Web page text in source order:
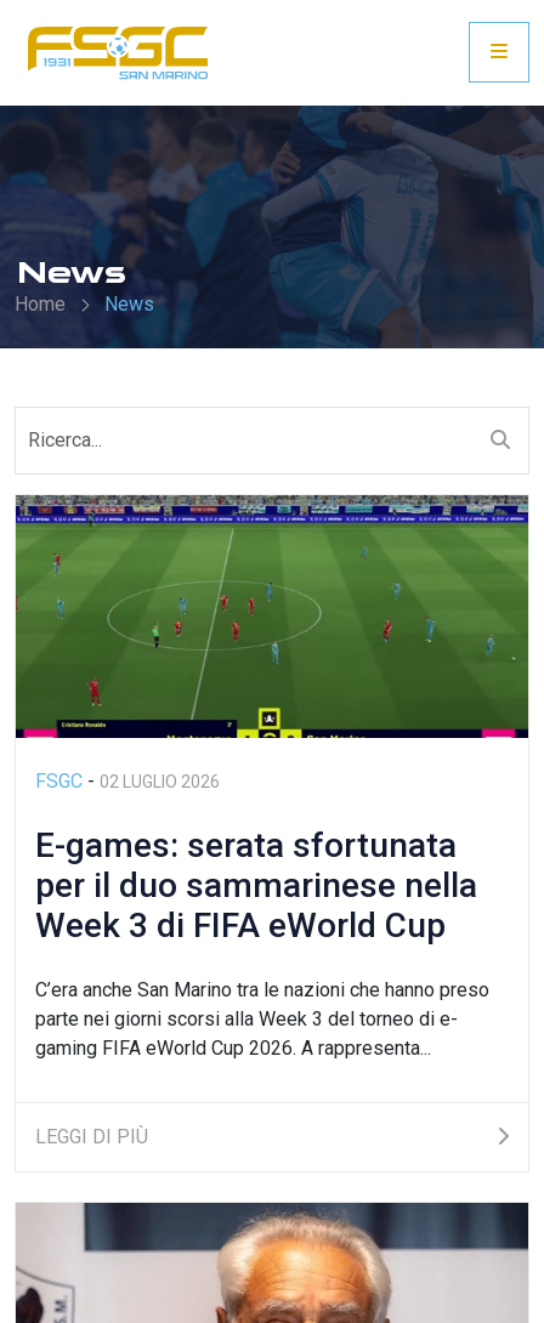
News
Home News
FSGC - 02 LUGLIO 2026
E-games: serata sfortunata
per il duo sammarinese nella
Week 3 di FIFA eWorld Cup
C’era anche San Marino tra le nazioni che hanno preso
parte nei giorni scorsi alla Week 3 del torneo di e-
gaming FIFA eWorld Cup 2026. A rappresenta...
LEGGI DI PIÙ